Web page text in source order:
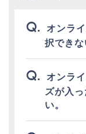
オンラ
択できな
オンラ
ズが入
い。